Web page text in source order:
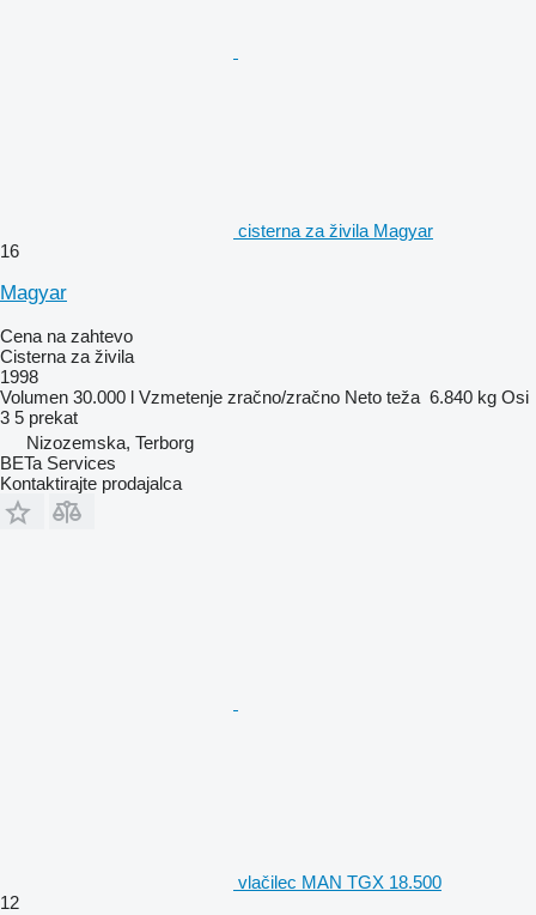
cisterna za živila Magyar
16
Magyar
Cena na zahtevo
Cisterna za živila
1998
Volumen 30.000 l Vzmetenje zračno/zračno Neto teža 6.840 kg Osi
3 5 prekat
Nizozemska, Terborg
BETa Services
Kontaktirajte prodajalca
vlačilec MAN TGX 18.500
12